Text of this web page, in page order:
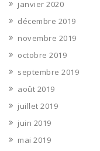
janvier 2020
décembre 2019
novembre 2019
octobre 2019
septembre 2019
août 2019
juillet 2019
juin 2019
mai 2019